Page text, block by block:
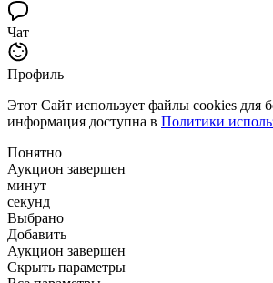
Чат
Профиль
Этот Сайт использует файлы cookies для
информация доступна в Политики
Понятно
Аукцион завершен
минут
секунд
Выбрано
Добавить
Аукцион завершен
Скрыть параметры